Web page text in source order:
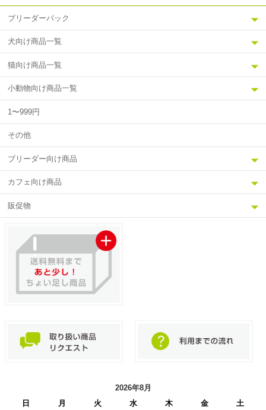
ブリーダーパック
犬向け商品一覧
猫向け商品一覧
小動物向け商品一覧
1〜999円
その他
ブリーダー向け商品
カフェ向け商品
販促物
2026年8月
日
月 火 水 木 金
土